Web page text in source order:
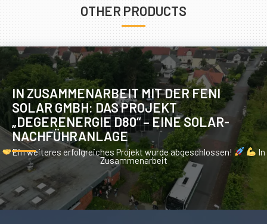
OTHER PRODUCTS
IN ZUSAMMENARBEIT MIT DER FENI
SOLAR GMBH: DAS PROJEKT
„DEGERENERGIE D80“ – EINE SOLAR-
NACHFÜHRANLAGE
Ein weiteres erfolgreiches Projekt wurde abgeschlossen!
In
Zusammenarbeit